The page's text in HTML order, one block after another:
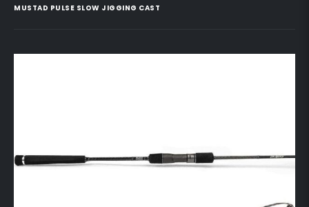
MUSTAD PULSE SLOW JIGGING CAST